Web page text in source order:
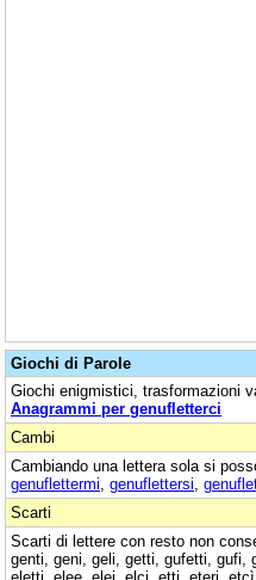
Giochi di Parole
Giochi enigmistici, trasformazioni
Anagrammi per genufletterci
Cambi
Cambiando una lettera sola si
genuflettermi genuflettersi
Scarti
Scarti di lettere con resto non
genti, geni, geli, getti, gufetti, gufi,
eletti, elee, elei, elci, etti, eteri,